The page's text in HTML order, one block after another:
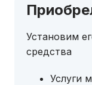
Установим
средства
Услуги